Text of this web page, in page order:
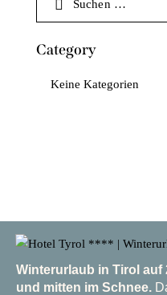
Category
Keine Kategorien
Winterurlaub in Tirol auf
und mitten im Schnee.